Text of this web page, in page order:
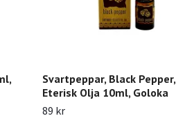
Svartpeppar, Black Pepper,
Eterisk Olja 10ml, Goloka
89 kr